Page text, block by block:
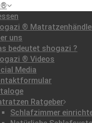
®
uns
bedeutet shogazi ?
® Videos
Media
Ratgeber
Schlafzimmer